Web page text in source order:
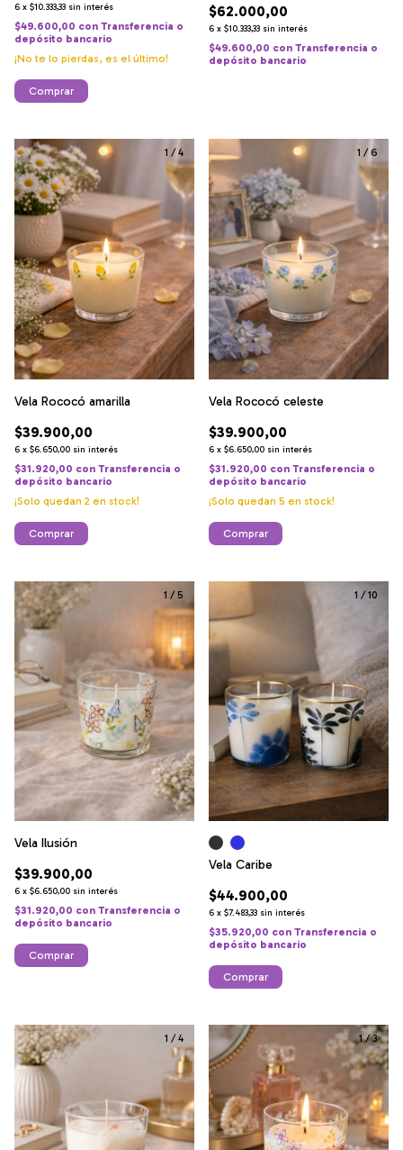
6 x $10.333,33 sin interés
$49.600,00 con Transferencia o
depósito bancario
¡No te lo pierdas, es el último!
Comprar
$62.000,00
6 x $10.333,33 sin interés
$49.600,00 con Transferencia o
depósito bancario
1 /4
Vela Rococó amarilla
$39.900,00
6 x $6.650,00 sin interés
$31.920,00 con Transferencia o
depósito bancario
¡Solo quedan 2 en stock!
Comprar
1 /6
Vela Rococó celeste
$39.900,00
6 x $6.650,00 sin interés
$31.920,00 con Transferencia o
depósito bancario
¡Solo quedan 5 en stock!
Comprar
1 / 5
Vela Ilusión
$39.900,00
6 x $6.650,00 sin interés
$31.920,00 con Transferencia o
depósito bancario
Comprar
1 /10
Vela Caribe
$44.900,00
6 x $7.483,33 sin interés
$35.920,00 con Transferencia o
depósito bancario
Comprar
1 /4 1/3